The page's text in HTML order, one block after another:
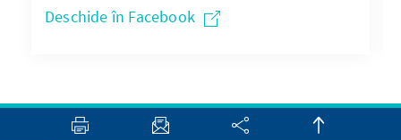
Deschide în Facebook